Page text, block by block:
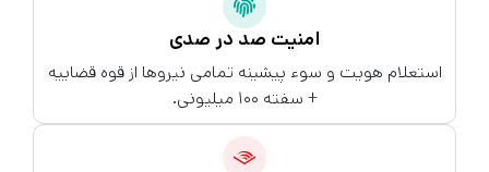
امنیت صد در صدی
استعلام هویت و سوء پیشینه تمامی نیروها از قوه قضاییه
+ سفته ۱۰۰ میلیونی.